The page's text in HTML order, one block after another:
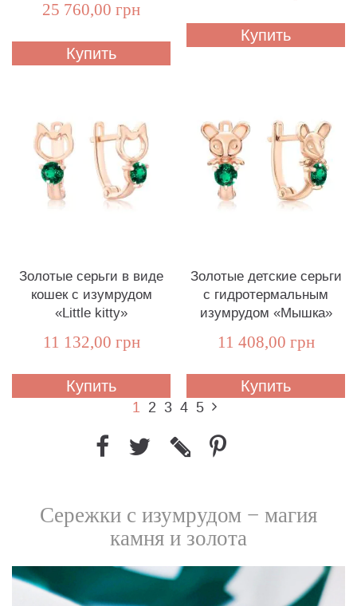
25 760,00 грн
Купить
Купить
Золотые серьги в виде
кошек с изумрудом
«Little kitty»
11 132,00 грн
Купить
Золотые детские серьги
с гидротермальным
изумрудом «Мышка»
11 408,00 грн
Купить
1 2 3 4 5
Сережки с изумрудом − магия
камня и золота